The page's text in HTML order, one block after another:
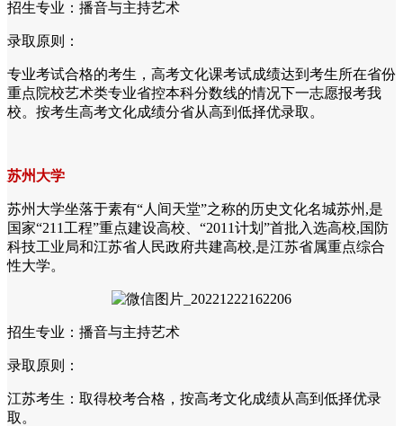
招生专业：播音与主持艺术
录取原则：
专业考试合格的考生，高考文化课考试成绩达到考生所在省份
重点院校艺术类专业省控本科分数线的情况下一志愿报考我
校。按考生高考文化成绩分省从高到低择优录取。
苏州大学
苏州大学坐落于素有“人间天堂”之称的历史文化名城苏州,是
国家“211工程”重点建设高校、“2011计划”首批入选高校,国防
科技工业局和江苏省人民政府共建高校,是江苏省属重点综合
性大学。
招生专业：播音与主持艺术
录取原则：
江苏考生：取得校考合格，按高考文化成绩从高到低择优录
取。